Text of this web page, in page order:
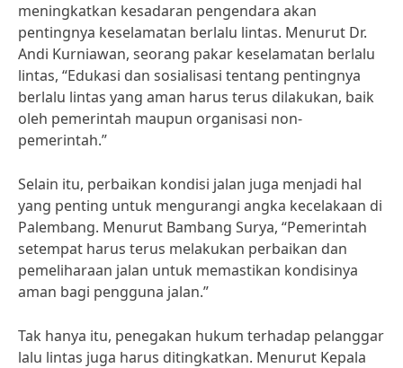
meningkatkan kesadaran pengendara akan
pentingnya keselamatan berlalu lintas. Menurut Dr.
Andi Kurniawan, seorang pakar keselamatan berlalu
lintas, “Edukasi dan sosialisasi tentang pentingnya
berlalu lintas yang aman harus terus dilakukan, baik
oleh pemerintah maupun organisasi non-
pemerintah.”
Selain itu, perbaikan kondisi jalan juga menjadi hal
yang penting untuk mengurangi angka kecelakaan di
Palembang. Menurut Bambang Surya, “Pemerintah
setempat harus terus melakukan perbaikan dan
pemeliharaan jalan untuk memastikan kondisinya
aman bagi pengguna jalan.”
Tak hanya itu, penegakan hukum terhadap pelanggar
lalu lintas juga harus ditingkatkan. Menurut Kepala